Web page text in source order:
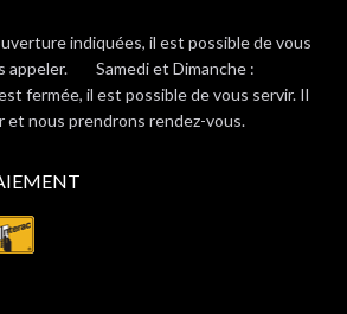
indiquées, il est possible de vous
appeler. Samedi et Dimanche :
fermée, il est possible de vous servir. Il
et nous prendrons rendez-vous.